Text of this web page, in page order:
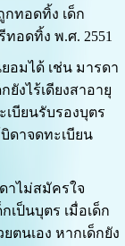
ทอดทิ้ง เด็ก
อดทิ้ง พ.ศ. 2551
อมได้ เช่น มารดา
ยังไร้เดียงสาอายุ
บียนรับรองบุตร
ดาจดทะเบียน
าไม่สมัครใจ
เป็นบุตร เมื่อเด็ก
ตนเอง หากเด็กยัง